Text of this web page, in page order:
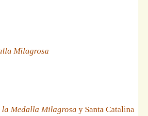
Milagrosa
la Medalla Milagrosa y Santa Catalina